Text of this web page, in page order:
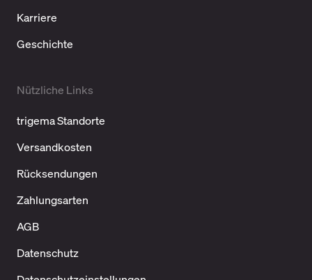
Karriere
Geschichte
Nützliche Links
trigema Standorte
Versandkosten
Rücksendungen
Zahlungsarten
AGB
Datenschutz